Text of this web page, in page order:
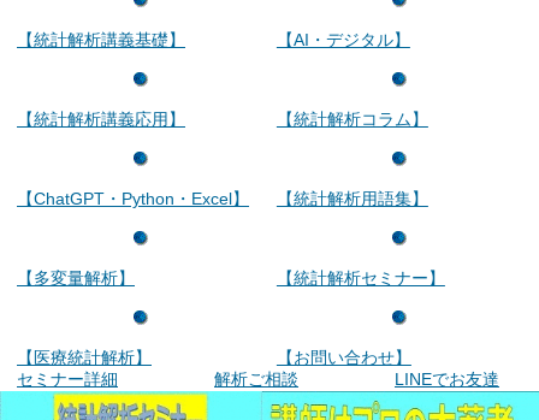
【統計解析講義基礎】
【統計解析講義応用】
【ChatGPT・Python・Excel】
【多変量解析】
【医療統計解析】
【AI・デジタル】
【統計解析コラム】
【統計解析用語集】
【統計解析セミナー】
【お問い合わせ】
セミナー詳細
解析ご相談 LINEでお友達